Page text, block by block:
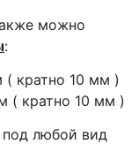
можно
:
кратно 10 мм )
( кратно 10 мм )
под любой вид